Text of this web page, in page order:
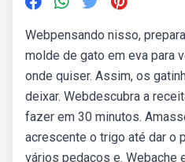
Webpensando nisso,
molde de gato em eva para
onde quiser. Assim, os
deixar. Webdescubra a
fazer em 30 minutos.
acrescente o trigo até dar o
vários pedaços e. Webache